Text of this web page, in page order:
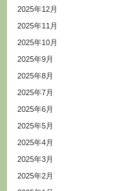
2025年12月
2025年11月
2025年10月
2025年9月
2025年8月
2025年7月
2025年6月
2025年5月
2025年4月
2025年3月
2025年2月